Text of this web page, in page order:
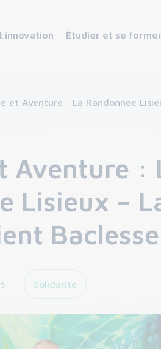
innovation Étudier et se former
et Aventure : La Randonnée
Aventure :
Lisieux –
Solidarité